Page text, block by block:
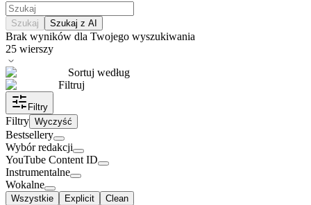
Szukaj Szukaj z AI
Brak wyników dla Twojego wyszukiwania
25 wierszy
Sortuj według
Filtruj
Filtry
Filtry Wyczyść
Bestsellery
Wybór redakcji
YouTube Content ID
Instrumentalne
Wokalne
Wszystkie Explicit Clean